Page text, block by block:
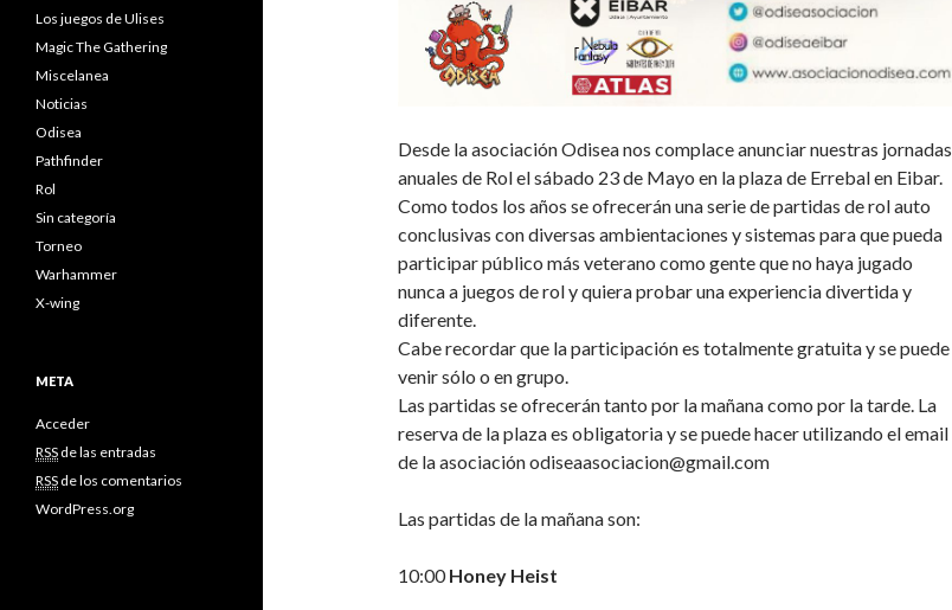
Desde la asociación Odisea nos complace anunciar nuestras jornadas
anuales de Rol el sábado 23 de Mayo en la plaza de Errebal en Eibar.
Como todos los años se ofrecerán una serie de partidas de rol auto
conclusivas con diversas ambientaciones y sistemas para que pueda
participar público más veterano como gente que no haya jugado
nunca a juegos de rol y quiera probar una experiencia divertida y
diferente.
Cabe recordar que la participación es totalmente gratuita y se puede
venir sólo o en grupo.
Las partidas se ofrecerán tanto por la mañana como por la tarde. La
reserva de la plaza es obligatoria y se puede hacer utilizando el email
de la asociación odiseaasociacion@gmail.com
Las partidas de la mañana son:
10:00Honey Heist
Los juegos de Ulises
Magic The Gathering
Miscelanea
Noticias
Odisea
Pathfinder
Rol
Sin categoría
Torneo
Warhammer
X-wing
META
Acceder
RSS de las entradas
RSS de los comentarios
WordPress.org